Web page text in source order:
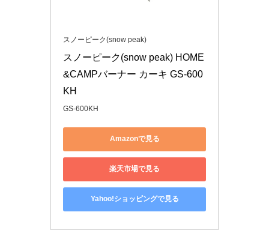
スノーピーク(snow peak)
スノーピーク(snow peak) HOME
&CAMPバーナー カーキ GS-600
KH
GS-600KH
Amazonで見る
楽天市場で見る
Yahoo!ショッピングで見る